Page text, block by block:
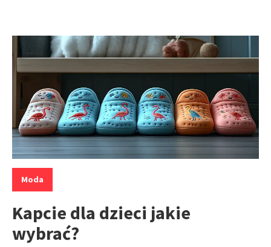
Kategorie:
Moda
Kapcie dla dzieci jakie
wybrać?